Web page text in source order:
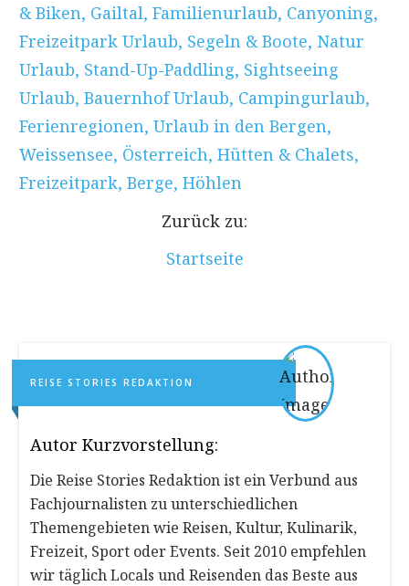
& Biken, Gailtal, Familienurlaub, Canyoning,
Freizeitpark Urlaub, Segeln & Boote, Natur
Urlaub, Stand-Up-Paddling, Sightseeing
Urlaub, Bauernhof Urlaub, Campingurlaub,
Ferienregionen, Urlaub in den Bergen,
Weissensee, Österreich, Hütten & Chalets,
Freizeitpark, Berge, Höhlen
Zurück zu:
Startseite
REISE STORIES REDAKTION
Autor Kurzvorstellung:
Die Reise Stories Redaktion ist ein Verbund aus
Fachjournalisten zu unterschiedlichen
Themengebieten wie Reisen, Kultur, Kulinarik,
Freizeit, Sport oder Events. Seit 2010 empfehlen
wir täglich Locals und Reisenden das Beste aus